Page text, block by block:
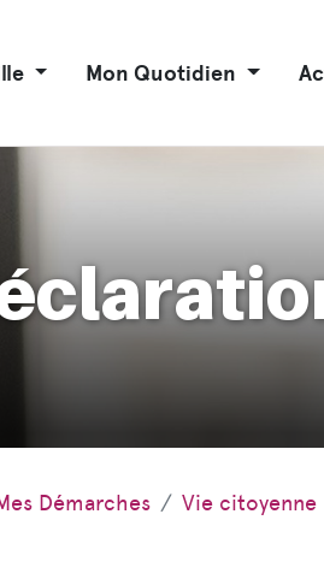
Mon Quotidien
Démarches Vie citoyenne